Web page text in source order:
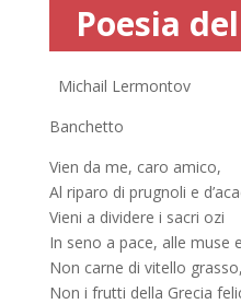
Poesia
Michail Lermontov
Banchetto
Vien da me, caro amico,
Al riparo di prugnoli e
Vieni a dividere i sacri ozi
In seno a pace, alle muse
Non carne di vitello grasso,
Non i frutti della Grecia